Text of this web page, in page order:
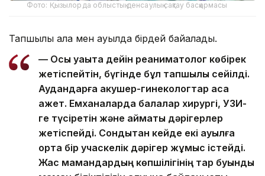
Фото: Қызылорда облыстық денсаулық сақтау басқармасы
Тапшылық қала мен ауылда бірдей байқалады.
— Осы уақытқа дейін реаниматолог көбірек
жетіспейтін, бүгінде бұл тапшылық сейілді.
Аудандарға акушер-гинекологтар аса
қажет. Емханаларда балалар хирургі, УЗИ-
ге түсіретін және аймақтық дәрігерлер
жетіспейді. Сондықтан кейде екі ауылға
ортақ бір учаскелік дәрігер жұмыс істейді.
Жас мамандардың көпшілігінің тар буынды